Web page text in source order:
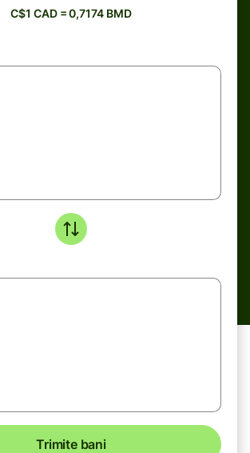
C$1 CAD = 0,7174 BMD
Trimite bani